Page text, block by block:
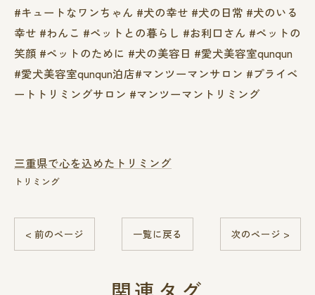
#キュートなワンちゃん #犬の幸せ #犬の日常 #犬のいる
幸せ #わんこ #ペットとの暮らし #お利口さん #ペットの
笑顔 #ペットのために #犬の美容日 #愛犬美容室qunqun
#愛犬美容室qunqun泊店#マンツーマンサロン #プライベ
ートトリミングサロン #マンツーマントリミング
三重県で心を込めたトリミング
トリミング
< 前のページ 一覧に戻る 次のページ >